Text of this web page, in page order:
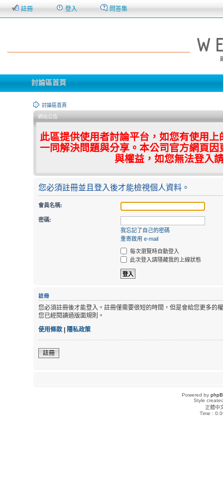
註冊 登入 問答集
討論區首頁
討論區首頁
網站公告
此區提供使用者討論平台，如您有使用
一同解決問題與分享。本公司官方網頁
與權益，如您無法登入
您必須註冊並且登入後才能檢視個人資料。
會員名稱:
密碼:
我忘記了自己的密碼
重寄啟用 e-mail
每次瀏覽時自動登入
此次登入請隱藏我的上線狀態
註冊
您必須註冊後才能登入。註冊僅需要很短的時間，但是會給您更多的
您已經閱讀過版面規則。
使用條款 | 隱私政策
註冊
Powered by
Style
正體中
Time :